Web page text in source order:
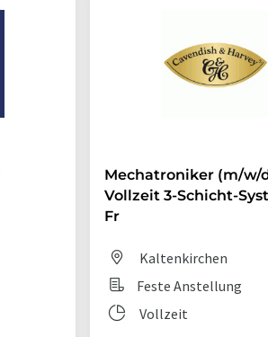
Mechatroniker (m/w/
Vollzeit 3-Schicht-
Fr
Kaltenkirchen
Feste Anstellung
Vollzeit